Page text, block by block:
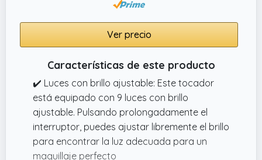
Ver precio
Características de este producto
✔️ Luces con brillo ajustable: Este tocador
está equipado con 9 luces con brillo
ajustable. Pulsando prolongadamente el
interruptor, puedes ajustar libremente el brillo
para encontrar la luz adecuada para un
maquillaje perfecto